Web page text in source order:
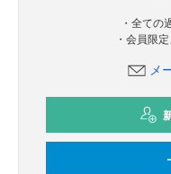
・全ての
・会員限
メ